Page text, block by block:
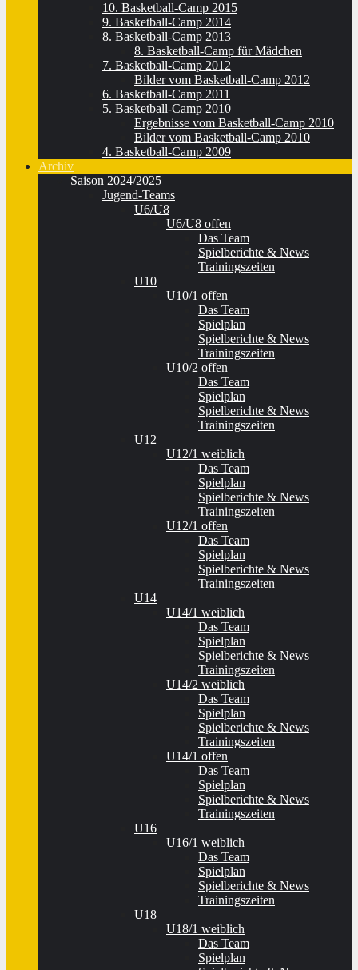
10. Basketball-Camp 2015
9. Basketball-Camp 2014
8. Basketball-Camp 2013
8. Basketball-Camp für Mädchen
7. Basketball-Camp 2012
Bilder vom Basketball-Camp 2012
6. Basketball-Camp 2011
5. Basketball-Camp 2010
Ergebnisse vom Basketball-Camp 2010
Bilder vom Basketball-Camp 2010
4. Basketball-Camp 2009
Archiv
Saison 2024/2025
Jugend-Teams
U6/U8
U6/U8 offen
Das Team
Spielberichte & News
Trainingszeiten
U10
U10/1 offen
Das Team
Spielplan
Spielberichte & News
Trainingszeiten
U10/2 offen
Das Team
Spielplan
Spielberichte & News
Trainingszeiten
U12
U12/1 weiblich
Das Team
Spielplan
Spielberichte & News
Trainingszeiten
U12/1 offen
Das Team
Spielplan
Spielberichte & News
Trainingszeiten
U14
U14/1 weiblich
Das Team
Spielplan
Spielberichte & News
Trainingszeiten
U14/2 weiblich
Das Team
Spielplan
Spielberichte & News
Trainingszeiten
U14/1 offen
Das Team
Spielplan
Spielberichte & News
Trainingszeiten
U16
U16/1 weiblich
Das Team
Spielplan
Spielberichte & News
Trainingszeiten
U18
U18/1 weiblich
Das Team
Spielplan